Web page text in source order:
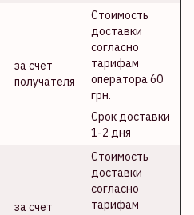
за счет
получателя
Стоимость
доставки
согласно
тарифам
оператора 60
грн.
Срок доставки
1-2 дня
за счет
Стоимость
доставки
согласно
тарифам